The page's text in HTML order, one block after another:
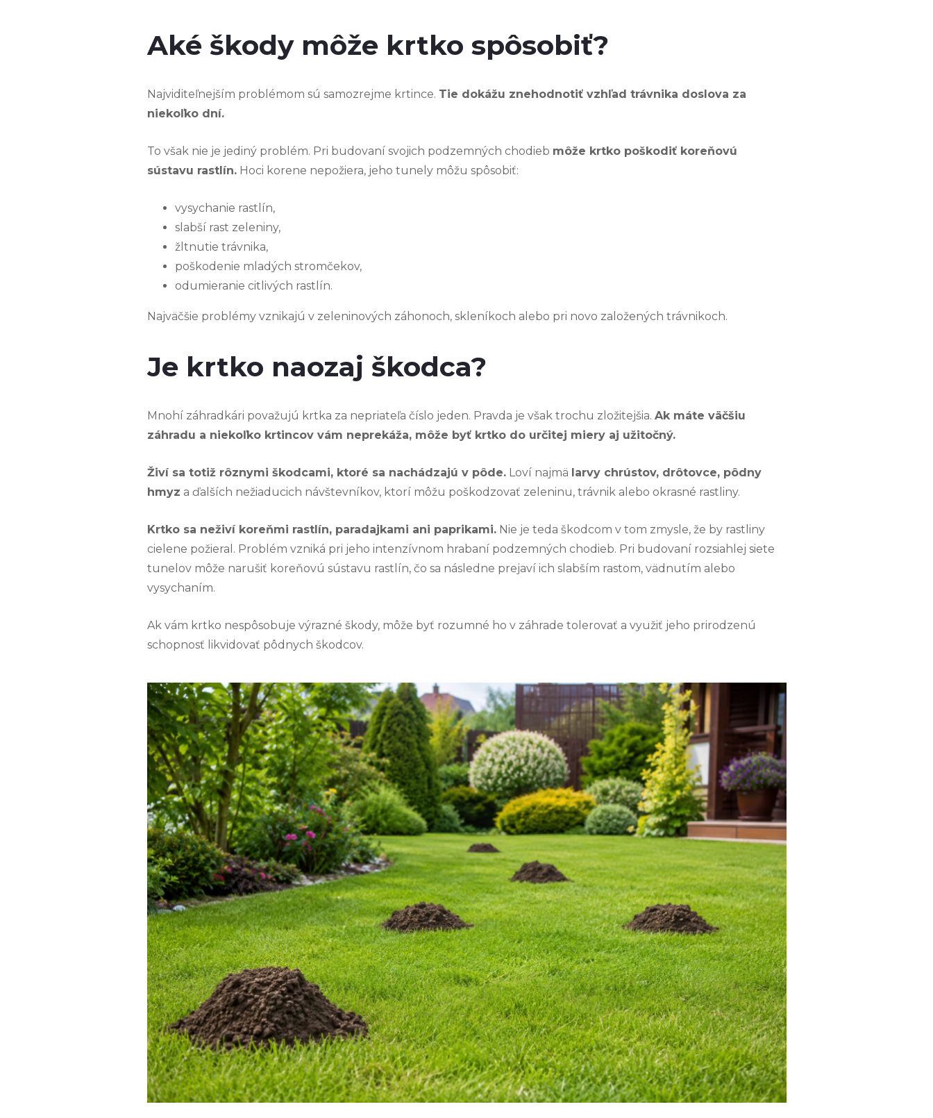
Aké škody môže krtko spôsobiť?
Najviditeľnejším problémom sú samozrejme krtince. Tie dokážu znehodnotiť vzhľad trávnika doslova za
niekoľko dní.
To však nie je jediný problém. Pri budovaní svojich podzemných chodieb môže krtko poškodiť koreňovú
sústavu rastlín.Hoci korene nepožiera, jeho tunely môžu spôsobiť:
vysychanie rastlín,
slabší rast zeleniny,
žltnutie trávnika,
poškodenie mladých stromčekov,
odumieranie citlivých rastlín.
Najväčšie problémy vznikajú v zeleninových záhonoch, skleníkoch alebo pri novo založených trávnikoch.
Je krtko naozaj škodca?
Mnohí záhradkári považujú krtka za nepriateľa číslo jeden. Pravda je však trochu zložitejšia. Ak máte väčšiu
záhradu a niekoľko krtincov vám neprekáža, môže byť krtko do určitej miery aj užitočný.
Živí sa totiž rôznymi škodcami, ktoré sa nachádzajú v pôde.Loví najmä larvy chrústov, drôtovce, pôdny
hmyz a ďalších nežiaducich návštevníkov, ktorí môžu poškodzovať zeleninu, trávnik alebo okrasné rastliny.
Krtko sa neživí koreňmi rastlín, paradajkami ani paprikami.Nie je teda škodcom v tom zmysle, že by rastliny
cielene požieral. Problém vzniká pri jeho intenzívnom hrabaní podzemných chodieb. Pri budovaní rozsiahlej siete
tunelov môže narušiť koreňovú sústavu rastlín, čo sa následne prejaví ich slabším rastom, vädnutím alebo
vysychaním.
Ak vám krtko nespôsobuje výrazné škody, môže byť rozumné ho v záhrade tolerovať a využiť jeho prirodzenú
schopnosť likvidovať pôdnych škodcov.